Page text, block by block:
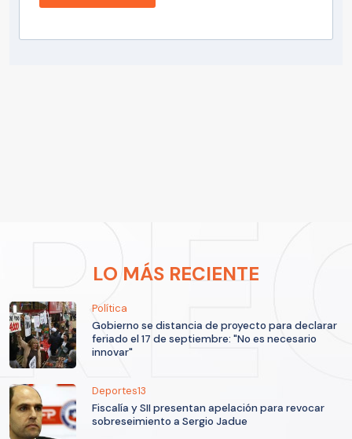
LO MÁS RECIENTE
Política
Gobierno se distancia de proyecto para declarar
feriado el 17 de septiembre: "No es necesario
innovar"
Deportes13
Fiscalía y SII presentan apelación para revocar
sobreseimiento a Sergio Jadue